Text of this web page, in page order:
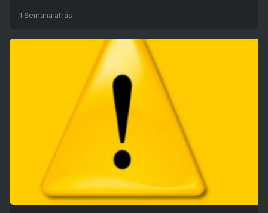
1 Semana atrás